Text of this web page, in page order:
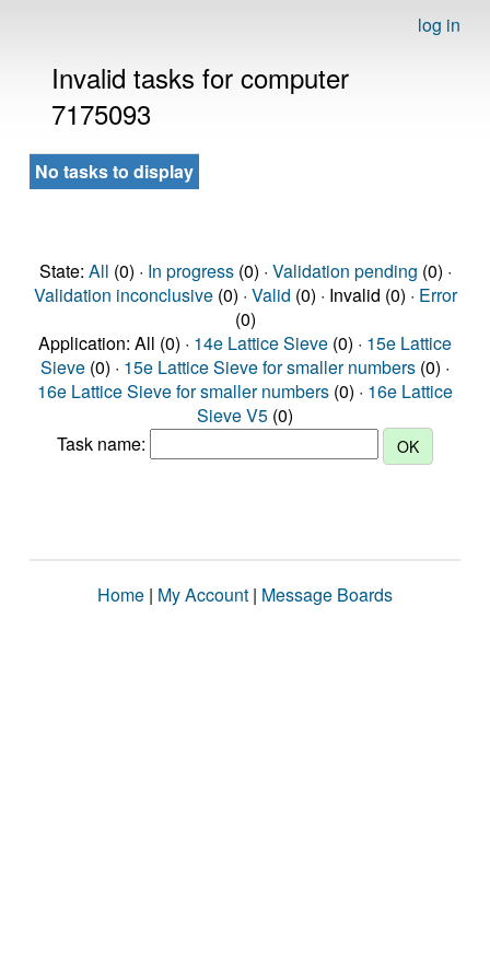
log in
Invalid tasks for computer
7175093
No tasks to display
State: All (0) · In progress(0) · Validation pending (0) ·
Validation inconclusive(0) · Valid (0) · Invalid (0) · Error
(0)
Application: All (0) · 14e Lattice Sieve (0) · 15e Lattice
Sieve (0) · 15e Lattice Sieve for smaller numbers (0) ·
16e Lattice Sieve for smaller numbers (0) · 16e Lattice
Sieve V5 (0)
Task name:
Home | My Account | Message Boards